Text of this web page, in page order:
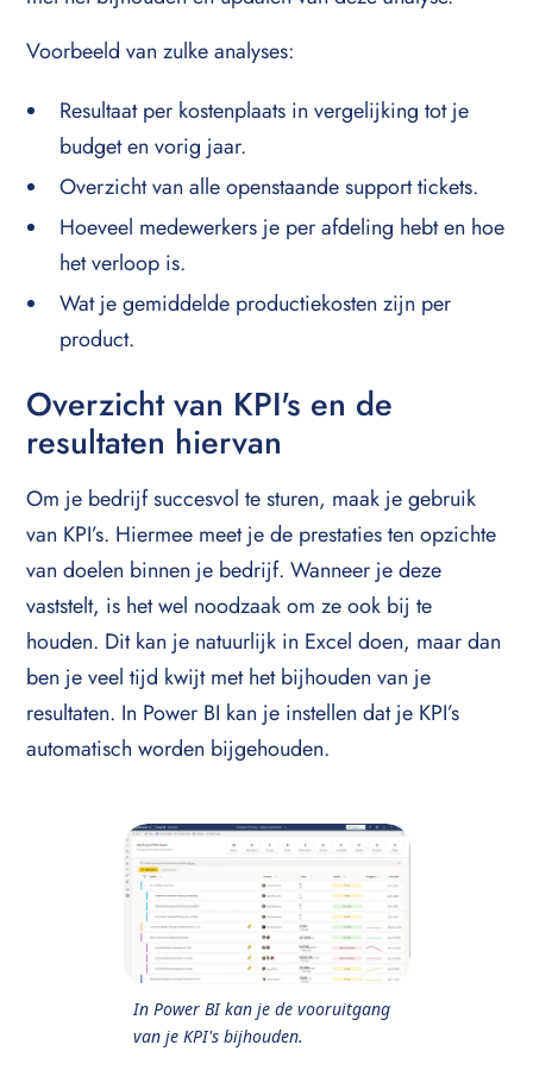
Voorbeeld van zulke analyses:
Resultaat per kostenplaats in vergelijking tot je
budget en vorig jaar.
Overzicht van alle openstaande support tickets.
Hoeveel medewerkers je per afdeling hebt en hoe
het verloop is.
Wat je gemiddelde productiekosten zijn per
product.
Overzicht van KPI's en de
resultaten hiervan
Om je bedrijf succesvol te sturen, maak je gebruik
van KPI’s. Hiermee meet je de prestaties ten opzichte
van doelen binnen je bedrijf. Wanneer je deze
vaststelt, is het wel noodzaak om ze ook bij te
houden. Dit kan je natuurlijk in Excel doen, maar dan
ben je veel tijd kwijt met het bijhouden van je
resultaten. In Power BI kan je instellen dat je KPI’s
automatisch worden bijgehouden.
In Power BI kan je de vooruitgang
van je KPI's bijhouden.